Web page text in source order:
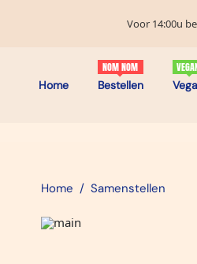
Voor 14:00u
Home Bestellen
Home / Samenstellen